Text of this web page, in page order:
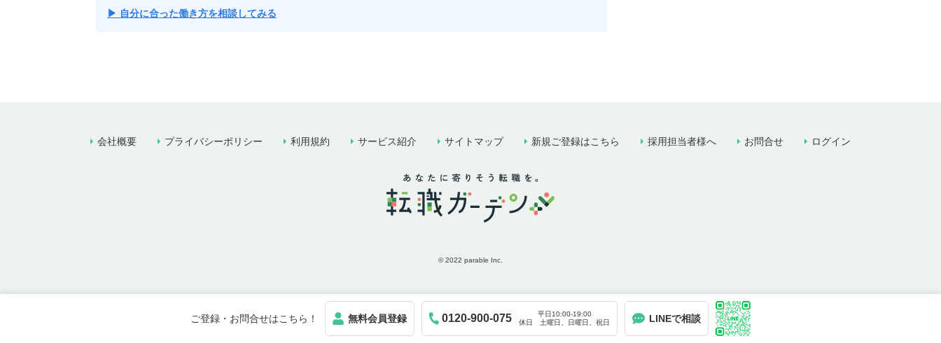
▶ 自分に合った働き方を相談してみる
ご登録・お問合せはこちら！ 無料会員登録 0120-900-075
平日10:00-19:00
休日 土曜日、日曜日、祝日
LINEで相談
会社概要 プライバシーポリシー 利用規約 サービス紹介 サイトマップ 新規ご登録はこちら 採用担当者様へ お問合せ ログイン
© 2022 parable Inc.